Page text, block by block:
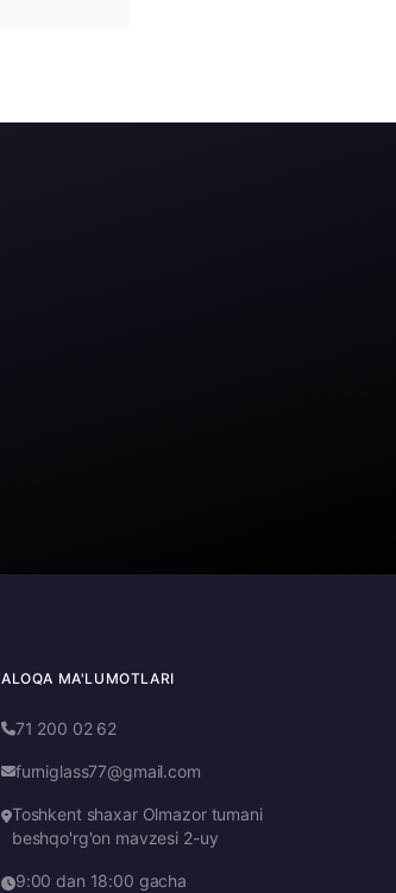
ALOQA MA'LUMOTLARI
71 200 02 62
furniglass77@gmail.com
Toshkent shaxar Olmazor tumani
beshqo'rg'on mavzesi 2-uy
9:00 dan 18:00 gacha